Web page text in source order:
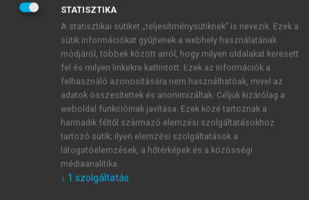
Előszó
„Gyógyfüvet és mérges dudvát egyként hoz földünk”
(Ovidius)
Hazánk növényflórája igen gazdag, az emberek jelent
s része azonban nem ismeri a növényeket. Ennek
következménye, hogy mérgezések is történhetnek
velük. A kertben ültetett növények egy része is
mérgező. Rendszeresen látni a kertekben, parkokban
pl. az aranyesőt, és az utóbbi években megjelent az
STATISZTIKA
A statisztikai sütiket „teljesítménysütiknek” is nevezik. Ezek a
sütik információkat gyűjtenek a webhely használatának
módjáról, többek között arról, hogy milyen oldalakat keresett
fel és milyen linkekre kattintott. Ezek az információk a
felhasználó azonosítására nem használhatóak, mivel az
adatok összesítettek és anonimizáltak. Céljuk kizárólag a
weboldal funkcióinak javítása. Ezek közé tartoznak a
harmadik féltől származó elemzési szolgáltatásokhoz
tartozó sütik; ilyen elemzési szolgáltatások a
látogatóelemzések, a hőtérképek és a közösségi
médiaanalitika.
↓ 1 szolgáltatás